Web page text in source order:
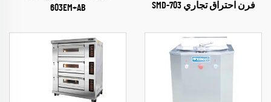
فرن احتراق تجاري SMD-703
603EM+AB